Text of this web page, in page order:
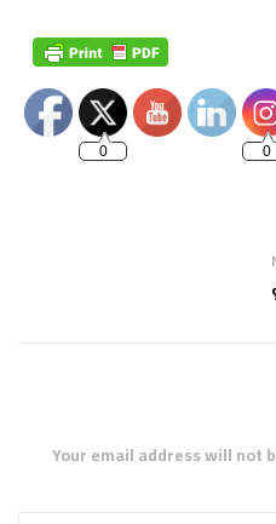
0
Set Youtube
Channel ID
0
Your email address will not